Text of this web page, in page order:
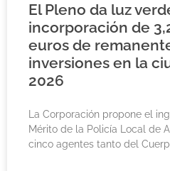
El Pleno da luz
incorporación de
euros de
inversiones en la
2026
La Corporación propone el
Mérito de la Policía Local de
cinco agentes tanto del